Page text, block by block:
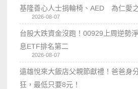
基隆善心人士捐輪椅、AED 為仁愛
2026-08-07
台股大跌資金沒跑！00929上周逆勢
息ETF排名第二
2026-08-07
遠雄悅來大飯店父親節獻禮！爸爸身
狂，最低只要8元！